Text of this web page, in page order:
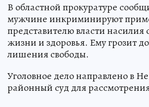
В областной прокуратуре
мужчине инкриминируют
представителю власти насилия
жизни и здоровья. Ему грозит
лишения свободы.
Уголовное дело направлено в
районный суд для